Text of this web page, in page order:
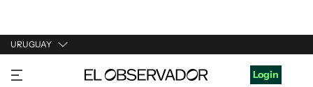
URUGUAY
URUGUAY Login